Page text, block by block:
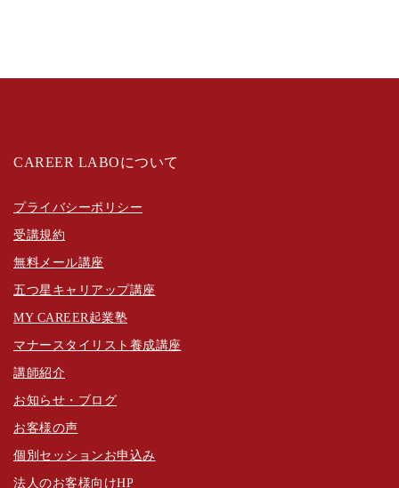
CAREER LABOについて
プライバシーポリシー
受講規約
無料メール講座
五つ星キャリアップ講座
MY CAREER起業塾
マナースタイリスト養成講座
講師紹介
お知らせ・ブログ
お客様の声
個別セッションお申込み
法人のお客様向けHP